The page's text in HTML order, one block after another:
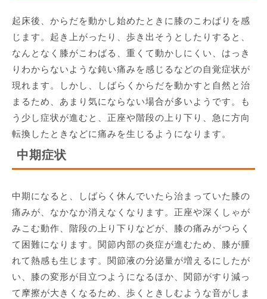
起床後、からだを動かし始めたときに膝のこわばりを感
じます。起き上がったり、歩き出そうとしたりすると、
なんとなく膝がこわばる、重くて動かしにくい、はっき
りわからないような鈍い痛みを感じるなどの自覚症状が
現れます。しかし、しばらくからだを動かすと自然と治
まるため、あまり気にならない場合が多いようです。も
う少し症状が進むと、正座や階段の上り下り、急に方向
転換したときなどに痛みを生じるようになります。
中期症状
中期になると、しばらく休んでいたら治まっていた膝の
痛みが、なかなか消えなくなります。正座や深くしゃが
みこむ動作、階段の上り下りなどが、膝の痛みがつらく
て困難になります。関節内部の炎症が進むため、膝が腫
れて熱感も生じます。関節液の分泌量が増えるにしたが
い、膝の変形が目立つようになるほか、関節がすり減っ
て摩擦が大きくなるため、歩くときしむような音がしま